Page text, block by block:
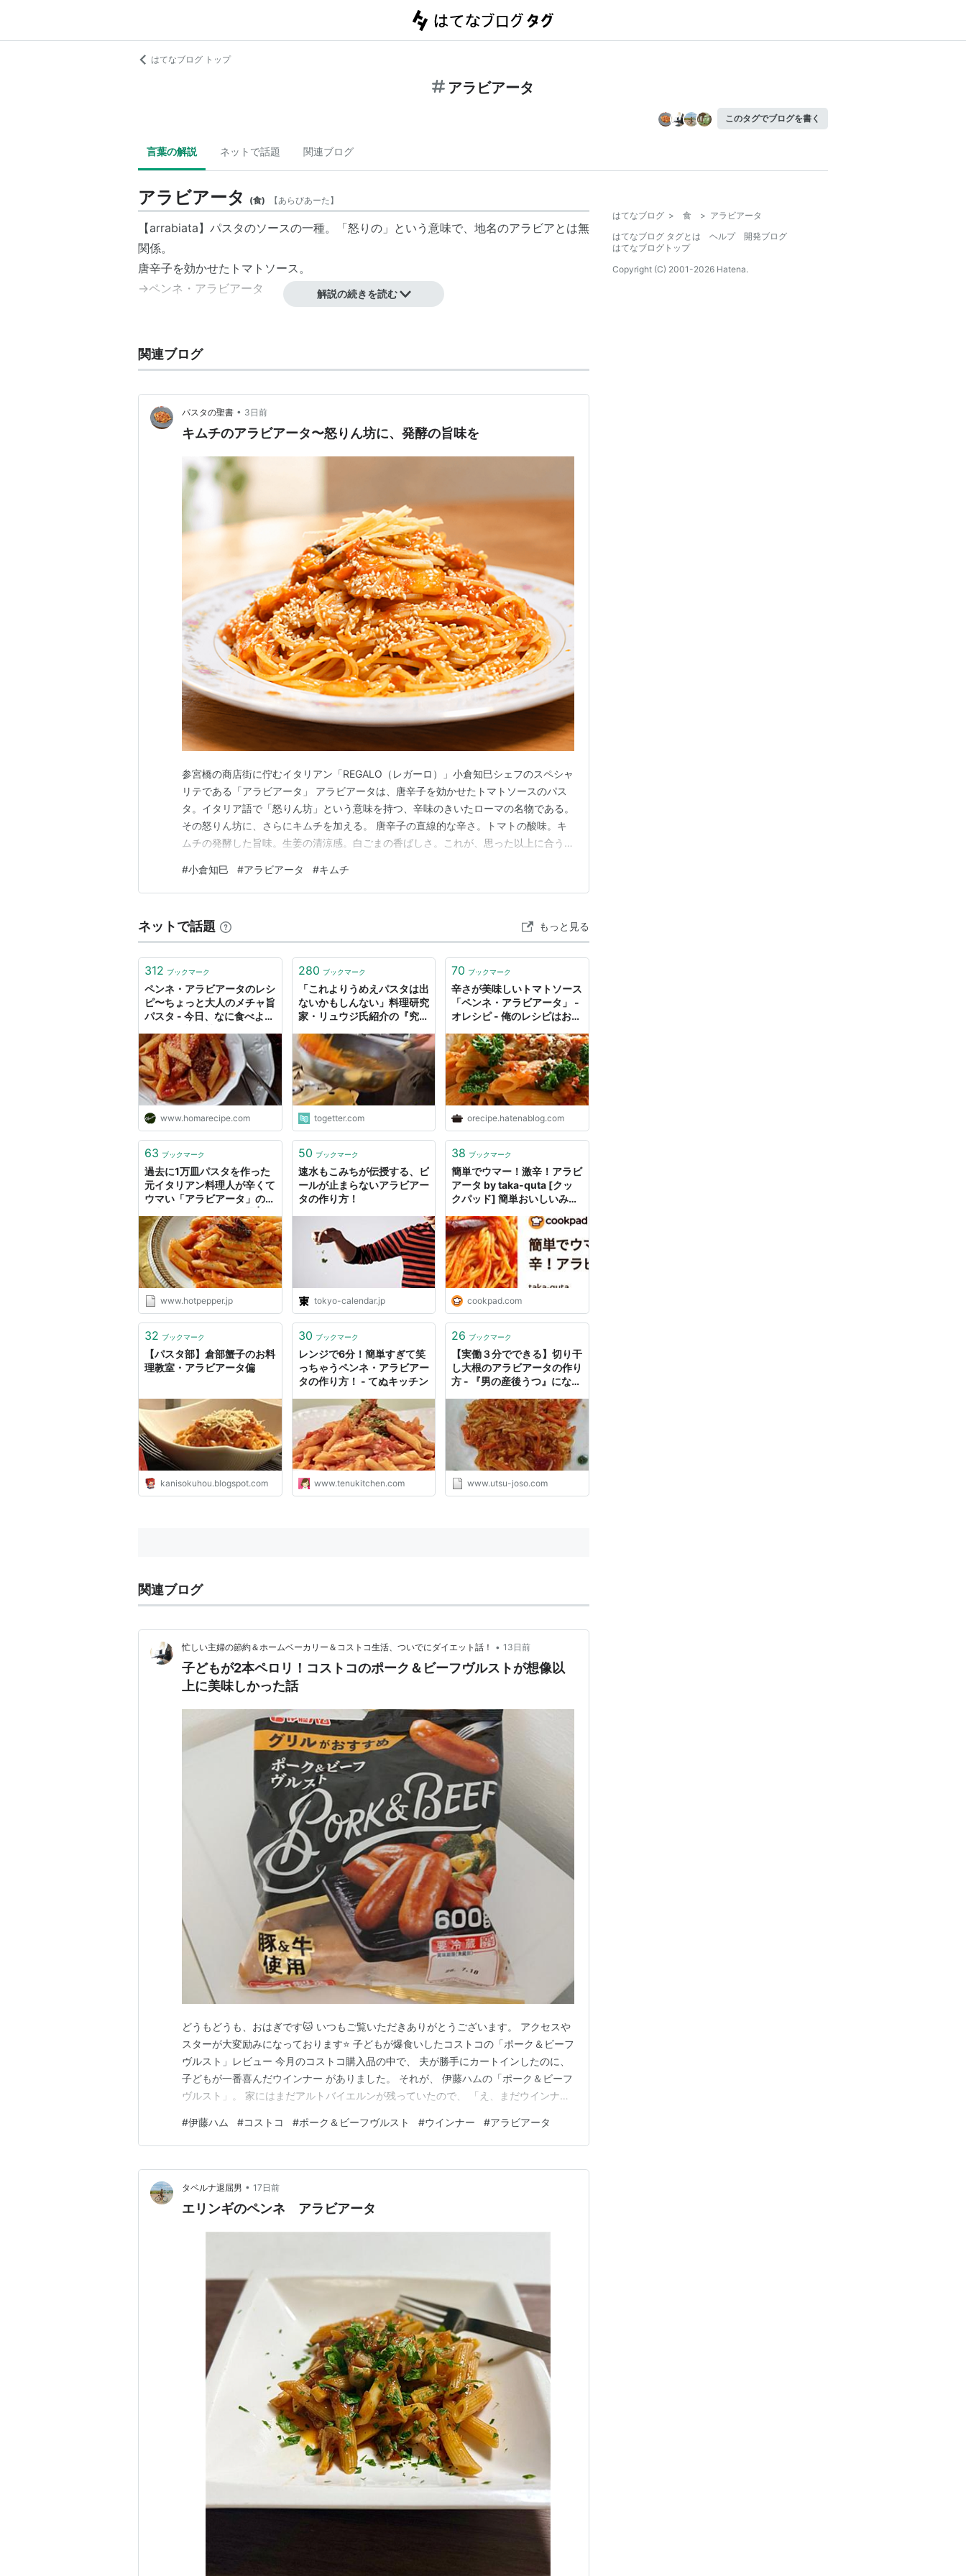
はてなブログ トップ
アラビアータ
このタグでブログを書く
言葉の解説 ネットで話題 関連ブログ
アラビアータ (食) 【あらびあーた】
【arrabiata】パスタのソースの一種。「怒りの」という意味で、地名のアラビアとは無
関係。
唐辛子を効かせたトマトソース。
→ペンネ・アラビアータ
解説の続きを読む
関連ブログ
パスタの聖書 • 3日前
キムチのアラビアータ〜怒りん坊に、発酵の旨味を
参宮橋の商店街に佇むイタリアン「REGALO（レガーロ）」小倉知巳シェフのスペシャ
リテである「アラビアータ」 アラビアータは、唐辛子を効かせたトマトソースのパス
タ。イタリア語で「怒りん坊」という意味を持つ、辛味のきいたローマの名物である。
その怒りん坊に、さらにキムチを加える。 唐辛子の直線的な辛さ。トマトの酸味。キ
ムチの発酵した旨味。生姜の清涼感。白ごまの香ばしさ。これが、思った以上に合う。
のアラビアータの材料 1.6mmのパスタ：100g キムチ：お好み（35g〜50g） ニンニ
ク：1片 トマト：1個 カラブリ…
#小倉知巳 #アラビアータ #キムチ
ネットで話題 もっと見る
312 ブックマーク
ペンネ・アラビアータのレシ
ピ〜ちょっと大人のメチャ旨
パスタ - 今日、なに食べよ
www.homarecipe.com
280 ブックマーク
「これよりうめえパスタは出
ないかもしんない」料理研究
家・リュウジ氏紹介の『究極
材料はにんにく、唐辛子、ト
マト缶＋調味料というシンプ
ルさ
togetter.com
70 ブックマーク
辛さが美味しいトマトソース
「ペンネ・アラビアータ」 -
オレシピ - 俺のレシピはお前
orecipe.hatenablog.com
63 ブックマーク
過去に1万皿パスタを作った
元イタリアン料理人が辛くて
ウマい「アラビアータ」の作
ットペッパーグルメ
www.hotpepper.jp
50 ブックマーク
速水もこみちが伝授する、ビ
ールが止まらないアラビアー
タの作り方！
tokyo-calendar.jp
38 ブックマーク
簡単でウマー！激辛！アラビ
アータ by taka-quta [クッ
クパッド] 簡単おいしいみん
cookpad.com
32 ブックマーク
【パスタ部】倉部蟹子のお料
理教室・アラビアータ偏
kanisokuhou.blogspot.com
30 ブックマーク
レンジで6分！簡単すぎて笑
っちゃうペンネ・アラビアー
タの作り方！ - てぬキッチン
www.tenukitchen.com
26 ブックマーク
【実働３分でできる】切り干
し大根のアラビアータの作り
方 - 『男の産後うつ』になっ
たみたい
www.utsu-joso.com
関連ブログ
忙しい主婦の節約＆ホームベーカリー＆コストコ生活、ついでにダイエット話！ • 13日前
子どもが2本ペロリ！コストコのポーク＆ビーフヴルストが想像以
上に美味しかった話
どうもどうも、おはぎです🐱 いつもご覧いただきありがとうございます。 アクセスや
スターが大変励みになっております⭐ 子どもが爆食いしたコストコの「ポーク＆ビーフ
ヴルスト」レビュー 今月のコストコ購入品の中で、 夫が勝手にカートインしたのに、
子どもが一番喜んだウインナー がありました。 それが、 伊藤ハムの「ポーク＆ビーフ
ヴルスト」。 家にはまだアルトバイエルンが残っていたので、 「え、まだウインナー
コストコ購入品記事はこちら ohagi0816.hatenablog.com 🔥まずは3本だけ焼いてみ
たら…まさかの展…
#伊藤ハム #コストコ #ポーク＆ビーフヴルスト #ウインナー #アラビアータ
タベルナ退屈男 • 17日前
エリンギのペンネ アラビアータ
はてなブログ > 食 > アラビアータ
はてなブログ タグとは
ヘルプ
開発ブログ
はてなブログトップ
Copyright (C) 2001-2026 Hatena.